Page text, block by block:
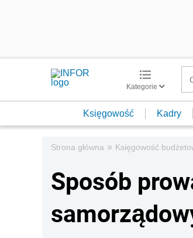
Kategorie
Księgowość Kadry
Strona główna » Księgowość
Sposób